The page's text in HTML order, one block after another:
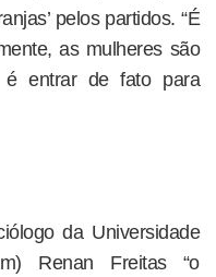
pelos partidos. “É
as mulheres são
é entrar de fato para
da Universidade
Renan Freitas “o